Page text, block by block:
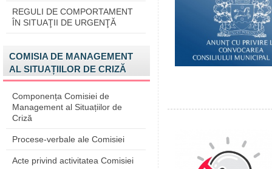
REGULI DE COMPORTAMENT
ÎN SITUAŢII DE URGENŢĂ
COMISIA DE MANAGEMENT
AL SITUAȚIILOR DE CRIZĂ
Componența Comisiei de
Management al Situațiilor de
Criză
Procese-verbale ale Comisiei
Acte privind activitatea Comisiei